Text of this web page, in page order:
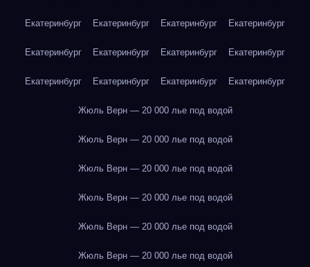
Екатеринбург Екатеринбург Екатеринбург Екатеринбург
Екатеринбург Екатеринбург Екатеринбург Екатеринбург
Екатеринбург Екатеринбург Екатеринбург Екатеринбург
Жюль Верн — 20 000 лье под водой
Жюль Верн — 20 000 лье под водой
Жюль Верн — 20 000 лье под водой
Жюль Верн — 20 000 лье под водой
Жюль Верн — 20 000 лье под водой
Жюль Верн — 20 000 лье под водой